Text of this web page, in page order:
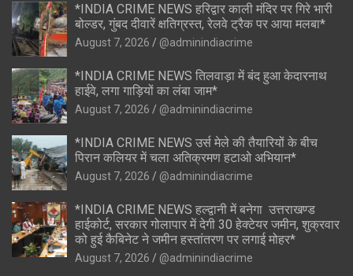
*INDIA CRIME NEWS हरिद्वार काली मंदिर पर गिरे भारी
बोल्डर, गुंबद दीवारें क्षतिग्रस्त, रेलवे ट्रैक पर आया मलबा*
August 7, 2026 @adminindiacrime
*INDIA CRIME NEWS तिलवाड़ा में बंद हुआ केदारनाथ
हाईवे, लगा गाड़ियों का लंबा जाम*
August 7, 2026 @adminindiacrime
*INDIA CRIME NEWS उर्स मेले की तैयारियों के बीच
पिरान कलियर में चला अतिक्रमण हटाओ अभियान*
August 7, 2026 @adminindiacrime
*INDIA CRIME NEWS हल्द्वानी में बनेगा उत्तराखण्ड
हाईकोर्ट, सरकार गोलापार में देगी 30 हेक्टेयर जमीन, शुक्रवार
को हुई कैबिनेट ने जमीन हस्तांतरण पर लगाई मोहर*
August 7, 2026 @adminindiacrime